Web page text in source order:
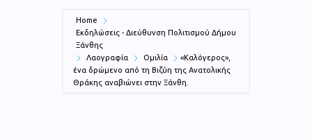
Home
Εκδηλώσεις - Διεύθυνση Πολιτισμού Δήμου
Ξάνθης
Λαογραφία
Ομιλία
«Καλόγερος»,
ένα δρώμενο από τη Βιζύη της Ανατολικής
Θράκης αναβιώνει στην Ξάνθη.